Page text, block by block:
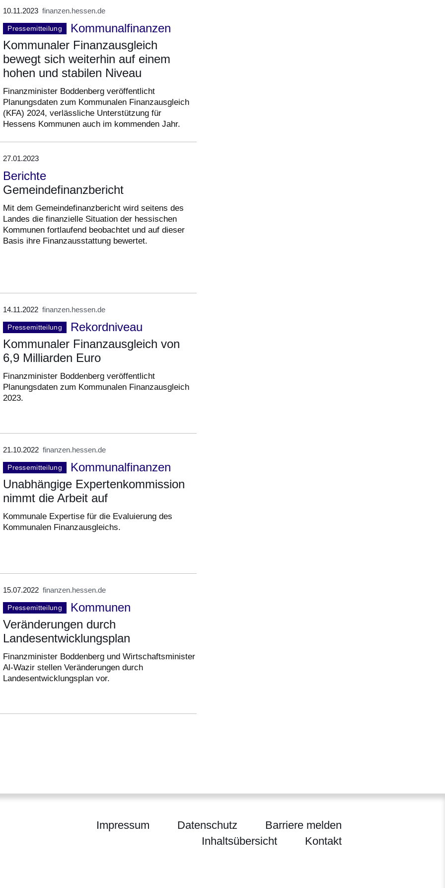
10.11.2023 finanzen.hessen.de
Pressemitteilung
Kommunalfinanzen
Kommunaler Finanzausgleich
bewegt sich weiterhin auf einem
hohen und stabilen Niveau
Finanzminister Boddenberg veröffentlicht
Planungsdaten zum Kommunalen Finanzausgleich
(KFA) 2024, verlässliche Unterstützung für
Hessens Kommunen auch im kommenden Jahr.
27.01.2023
Berichte
Gemeindefinanzbericht
Mit dem Gemeindefinanzbericht wird seitens des
Landes die finanzielle Situation der hessischen
Kommunen fortlaufend beobachtet und auf dieser
Basis ihre Finanzausstattung bewertet.
14.11.2022 finanzen.hessen.de
Pressemitteilung
Rekordniveau
Kommunaler Finanzausgleich von
6,9 Milliarden Euro
Finanzminister Boddenberg veröffentlicht
Planungsdaten zum Kommunalen Finanzausgleich
2023.
21.10.2022 finanzen.hessen.de
Pressemitteilung
Kommunalfinanzen
Unabhängige Expertenkommission
nimmt die Arbeit auf
Kommunale Expertise für die Evaluierung des
Kommunalen Finanzausgleichs.
15.07.2022 finanzen.hessen.de
Pressemitteilung
Kommunen
Veränderungen durch
Landesentwicklungsplan
Finanzminister Boddenberg und Wirtschaftsminister
Al-Wazir stellen Veränderungen durch
Landesentwicklungsplan vor.
Impressum Datenschutz
Barriere melden
Inhaltsübersicht
Kontakt